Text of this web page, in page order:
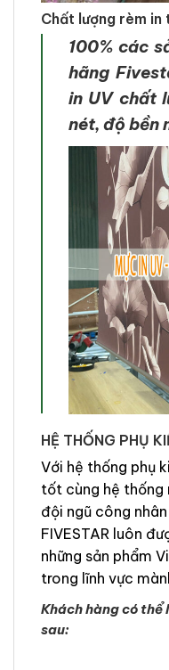
Chất lượng rèm
100% các
hãng
in UV chất
nét, độ bền
HỆ THỐNG PHỤ
Với hệ thống phụ
tốt cùng hệ thống
đội ngũ công
FIVESTAR luôn
những sản phẩm
trong lĩnh vực
Khách hàng có thể
sau: